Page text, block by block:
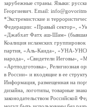
зарубежные страны. Языки:
Георгиевич. Email:
*Экстремистские и
Федерации: «Правый сектор»,
«Джабхат Фатх аш-Шам»
Коалиция исламских
партия, «Аль-Каида», «УНА-
народа», «Свидетели Иеговы»,
«Артподготовка», Религиозная
в России» и входящие в ее
Информация, размещенная на
дизайна, логотипы, товарные
законодательством Российской